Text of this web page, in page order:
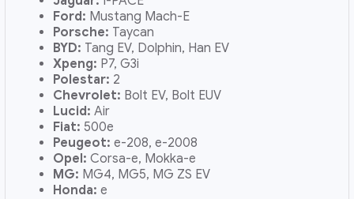
Ford: Mustang Mach-E
Porsche: Taycan
BYD: Tang EV, Dolphin, Han EV
Xpeng: P7, G3i
Polestar: 2
Chevrolet: Bolt EV, Bolt EUV
Lucid:Air
Fiat: 500e
Peugeot:e-208, e-2008
Opel:Corsa-e, Mokka-e
MG: MG4, MG5, MG ZS EV
Honda:e